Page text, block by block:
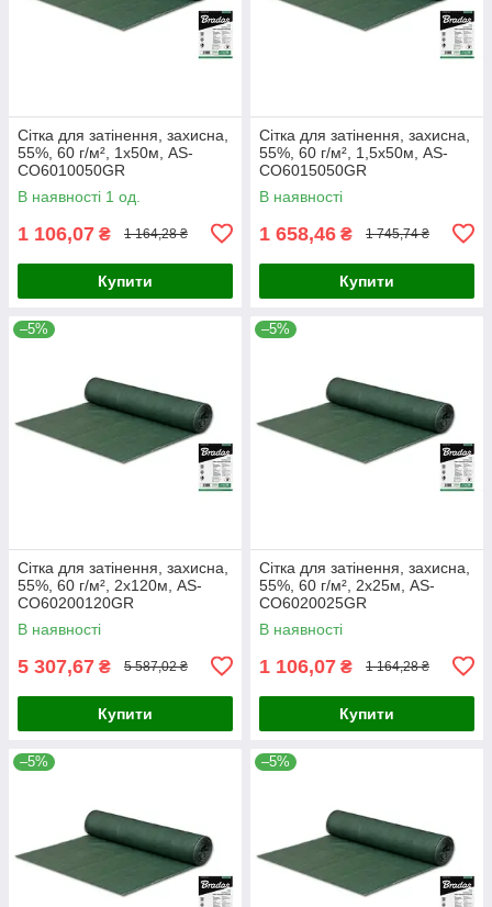
Сітка для затінення, захисна,
55%, 60 г/м², 1х50м, AS-
CO6010050GR
В наявності 1 од.
1 106,07 ₴ 1 164,28 ₴
Купити
Сітка для затінення, захисна,
55%, 60 г/м², 1,5х50м, AS-
CO6015050GR
В наявності
1 658,46 ₴ 1 745,74 ₴
Купити
–5%
Сітка для затінення, захисна,
55%, 60 г/м², 2х120м, AS-
CO60200120GR
В наявності
5 307,67 ₴ 5 587,02 ₴
Купити
–5%
Сітка для затінення, захисна,
55%, 60 г/м², 2х25м, AS-
CO6020025GR
В наявності
1 106,07 ₴ 1 164,28 ₴
Купити
–5% –5%